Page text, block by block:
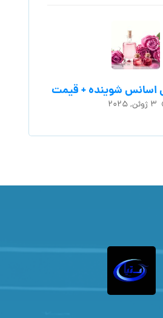
اسانس شوینده + قیمت
۳ ژوئن, ۲۰۲۵